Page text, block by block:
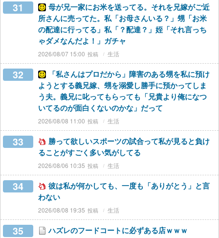
31
母が兄一家にお米を送ってる。それを兄嫁がご近
所さんに売ってた。私「お母さんいる？」甥「お米
の配達に行ってる」私「？配達？」姪「それ言っち
ゃダメなんだよ！」ガチャ
2026/08/07 15:00 生活
32
「私さんはプロだから」障害のある甥を私に預け
ようとする義兄嫁、甥を溺愛し勝手に預かってしま
う夫。義兄に叱ってもらっても「兄貴より俺になつ
いてるのが面白くないのかな」だって
2026/08/08 11:00 生活
33
勝って欲しいスポーツの試合って私が見ると負け
ることがすごく多い気がしてる
2026/08/06 10:35 生活
34
彼は私が何かしても、一度も「ありがとう」と言
わない
2026/08/08 19:35 生活
35 ハズレのフードコートに必ずある店ｗｗｗ